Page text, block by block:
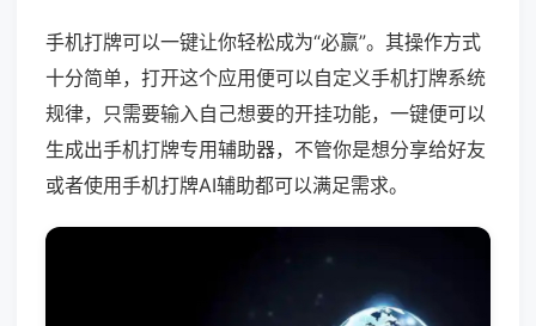
手机打牌可以一键让你轻松成为“必赢”。其操作方式
十分简单，打开这个应用便可以自定义手机打牌系统
规律，只需要输入自己想要的开挂功能，一键便可以
生成出手机打牌专用辅助器，不管你是想分享给好友
或者使用手机打牌AI辅助都可以满足需求。